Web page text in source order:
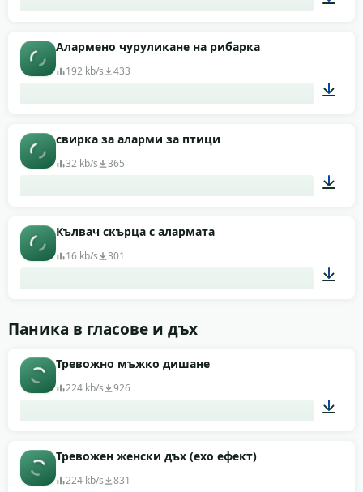
Алармено чуруликане на рибарка
192 kb/s 433
свирка за аларми за птици
32 kb/s 365
Кълвач скърца с алармата
16 kb/s 301
Паника в гласове и дъх
Тревожно мъжко дишане
224 kb/s 926
Тревожен женски дъх (ехо ефект)
224 kb/s 831